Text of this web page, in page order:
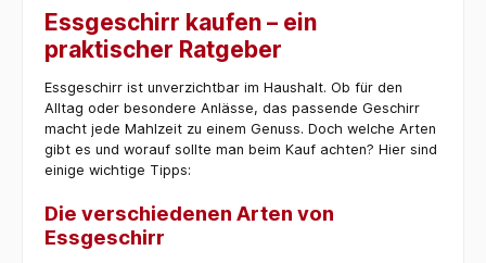
Essgeschirr kaufen – ein
praktischer Ratgeber
Essgeschirr ist unverzichtbar im Haushalt. Ob für den
Alltag oder besondere Anlässe, das passende Geschirr
macht jede Mahlzeit zu einem Genuss. Doch welche Arten
gibt es und worauf sollte man beim Kauf achten? Hier sind
einige wichtige Tipps:
Die verschiedenen Arten von
Essgeschirr